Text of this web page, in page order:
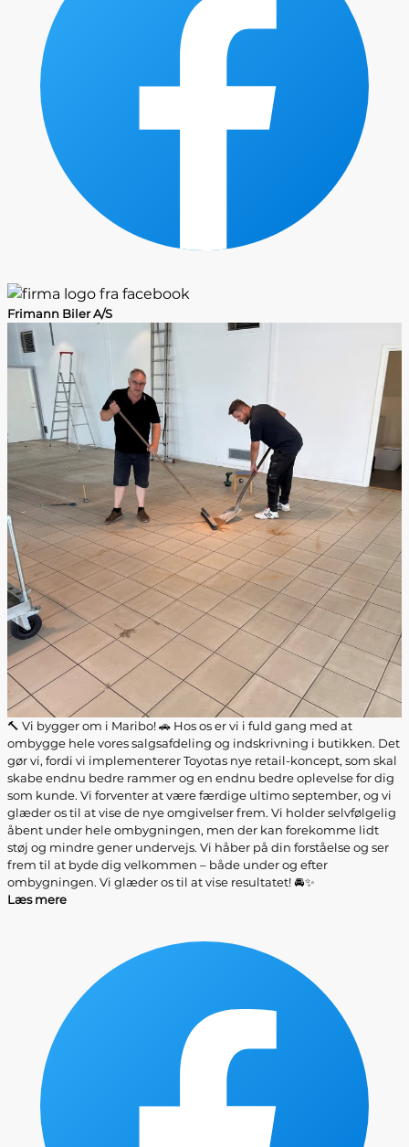
Frimann Biler A/S
🔨 Vi bygger om i Maribo! 🚗 Hos os er vi i fuld gang med at
ombygge hele vores salgsafdeling og indskrivning i butikken. Det
gør vi, fordi vi implementerer Toyotas nye retail-koncept, som skal
skabe endnu bedre rammer og en endnu bedre oplevelse for dig
som kunde. Vi forventer at være færdige ultimo september, og vi
glæder os til at vise de nye omgivelser frem. Vi holder selvfølgelig
åbent under hele ombygningen, men der kan forekomme lidt
støj og mindre gener undervejs. Vi håber på din forståelse og ser
frem til at byde dig velkommen – både under og efter
ombygningen. Vi glæder os til at vise resultatet! 🚘✨
Læs mere